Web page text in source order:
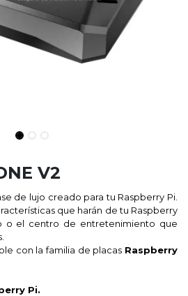
V2
de lujo creado para tu Raspberry Pi.
que harán de tu Raspberry
o el centro de entretenimiento que
con la familia de placas Raspberry
Pi.